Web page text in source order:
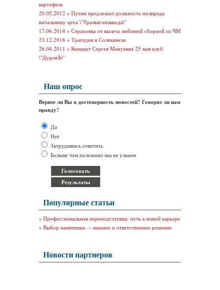
картофель
20.05.2012 » Путин предложил должность полпреда
начальнику цеха \"Уралвагонзавода\"
17.06.2014 » Страховка от вылета любимой сборной из ЧМ
23.12.2018 » Трагедия в Соликамске
26.04.2011 » Концерт Сергея Манукяна 25 мая клуб
\"ДуровЪ\"
Наш опрос
Верите ли Вы в достоверность новостей? Говорят ли нам
правду?
Да
Нет
Затрудняюсь ответить
Больше чем положено мы не узнаем
Популярные статьи
» Профессиональная переподготовка: путь к новой карьере
» Выбор памятника — важное и ответственное решение
Новости партнеров